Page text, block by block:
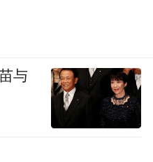
与